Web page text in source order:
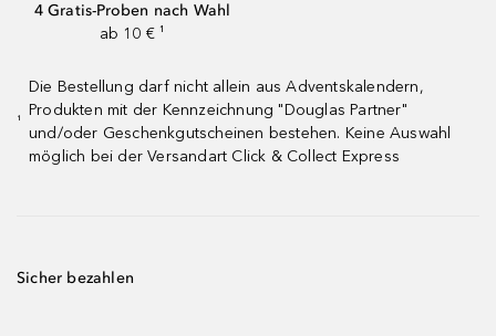
4 Gratis-Proben nach Wahl
ab 10 € ¹
¹
Die Bestellung darf nicht allein aus Adventskalendern,
Produkten mit der Kennzeichnung "Douglas Partner"
und/oder Geschenkgutscheinen bestehen. Keine Auswahl
möglich bei der Versandart Click & Collect Express
Sicher bezahlen